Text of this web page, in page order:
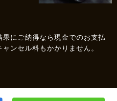
果にご納得なら現金でのお支払
ャンセル料もかかりません。